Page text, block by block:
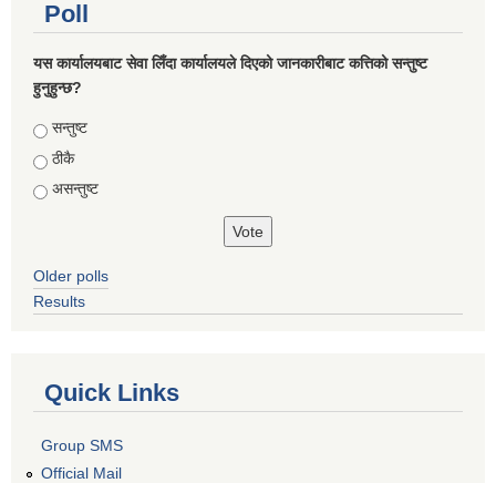
Poll
यस कार्यालयबाट सेवा लिँदा कार्यालयले दिएको जानकारीबाट कत्तिको सन्तुष्ट
हुनुहुन्छ?
Choices
सन्तुष्ट
ठीकै
असन्तुष्ट
Older polls
Results
Quick Links
Group SMS
Official Mail